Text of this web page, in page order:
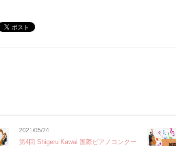
2021/05/24
第4回 Shigeru Kawai 国際ピアノコンクー